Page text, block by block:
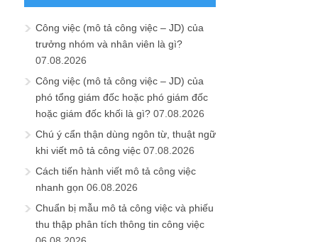
Công việc (mô tả công việc – JD) của
trưởng nhóm và nhân viên là gì?
07.08.2026
Công việc (mô tả công việc – JD) của
phó tổng giám đốc hoặc phó giám đốc
hoặc giám đốc khối là gì? 07.08.2026
Chú ý cẩn thận dùng ngôn từ, thuật ngữ
khi viết mô tả công việc 07.08.2026
Cách tiến hành viết mô tả công việc
nhanh gọn 06.08.2026
Chuẩn bị mẫu mô tả công việc và phiếu
thu thập phân tích thông tin công việc